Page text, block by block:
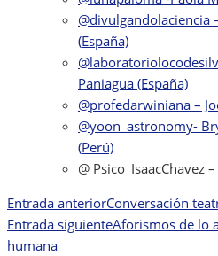
@divulgandolaciencia
(España)
Paniagua (España)
@profedarwiniana –
@yoon_astronomy-
(Perú)
@ Psico_IsaacChavez
Navegación
de
Entrada anteriorConversación
Entrada siguienteAforismos de lo
humana